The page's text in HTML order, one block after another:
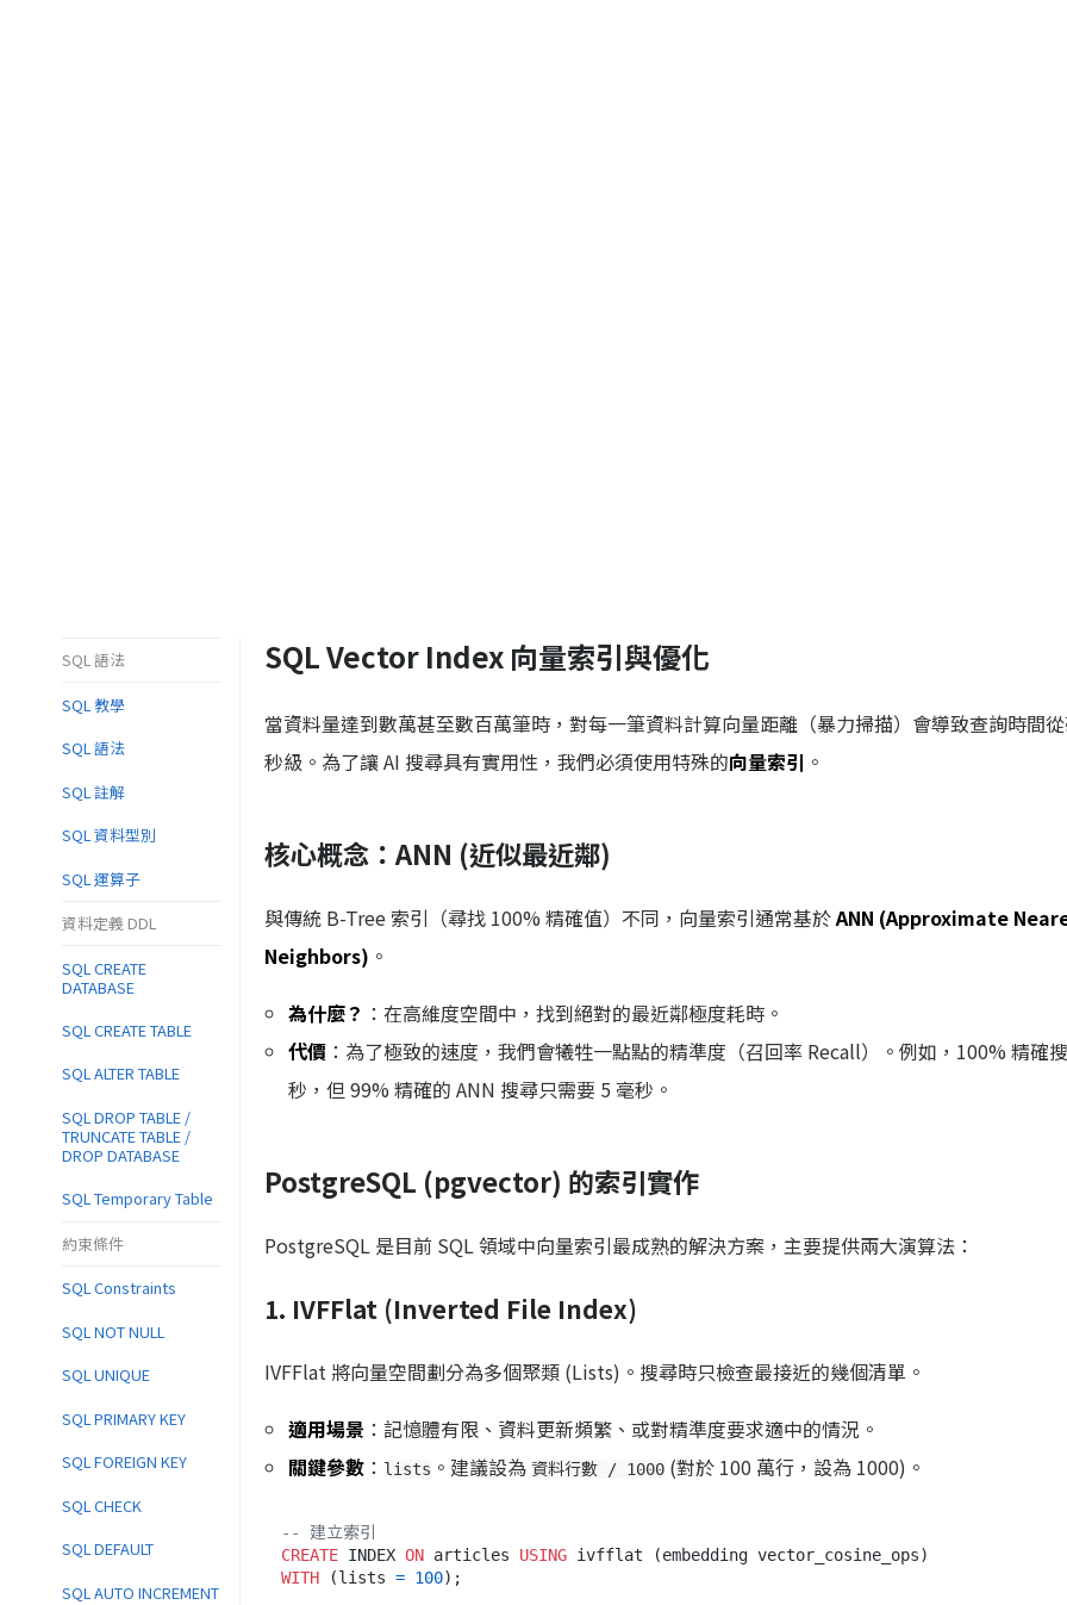
SQL Vector Index 向量索引與優化
當資料量達到數萬甚至數百萬筆時，對每一筆資料計算向量距離（暴力掃描）會導致查詢時間
秒級。為了讓 AI 搜尋具有實用性，我們必須使用特殊的向量索引 。
核心概念：ANN (近似最近鄰)
與傳統 B-Tree 索引（尋找 100% 精確值）不同，向量索引通常基於ANN (Approximate
Neighbors) 。
為什麼？ ：在高維度空間中，找到絕對的最近鄰極度耗時。
代價 ：為了極致的速度，我們會犧牲一點點的精準度（召回率 Recall）。例如，100% 精確
秒，但 99% 精確的 ANN 搜尋只需要 5 毫秒。
PostgreSQL (pgvector) 的索引實作
PostgreSQL 是目前 SQL 領域中向量索引最成熟的解決方案，主要提供兩大演算法：
1. IVFFlat (Inverted File Index)
IVFFlat 將向量空間劃分為多個聚類 (Lists)。搜尋時只檢查最接近的幾個清單。
適用場景 ：記憶體有限、資料更新頻繁、或對精準度要求適中的情況。
關鍵參數 ： lists 。建議設為 資料行數 / 1000 (對於 100 萬行，設為 1000)。
-- 建立索引
CREATE INDEX ON articles USING
WITH (lists = 100);
SQL 語法
SQL 教學
SQL 語法
SQL 註解
SQL 資料型別
SQL 運算子
資料定義 DDL
SQL CREATE
DATABASE
SQL CREATE TABLE
SQL ALTER TABLE
SQL DROP TABLE /
TRUNCATE TABLE /
DROP DATABASE
SQL Temporary Table
約束條件
SQL Constraints
SQL NOT NULL
SQL UNIQUE
SQL PRIMARY KEY
SQL FOREIGN KEY
SQL CHECK
SQL DEFAULT
SQL AUTO INCREMENT